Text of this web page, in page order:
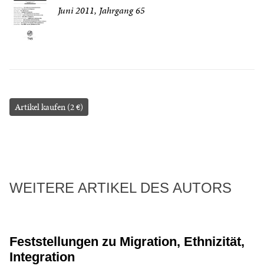
Juni 2011, Jahrgang 65
Artikel kaufen (2 €)
WEITERE ARTIKEL DES AUTORS
Feststellungen zu Migration, Ethnizität,
Integration